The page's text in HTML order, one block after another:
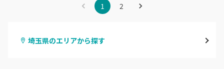
1 2
埼玉県のエリアから探す